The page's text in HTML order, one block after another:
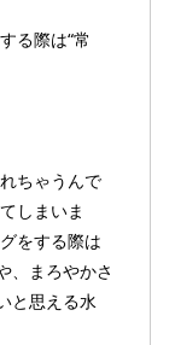
る際は“常
ちゃうんで
しまいま
をする際は
、まろやかさ
と思える水